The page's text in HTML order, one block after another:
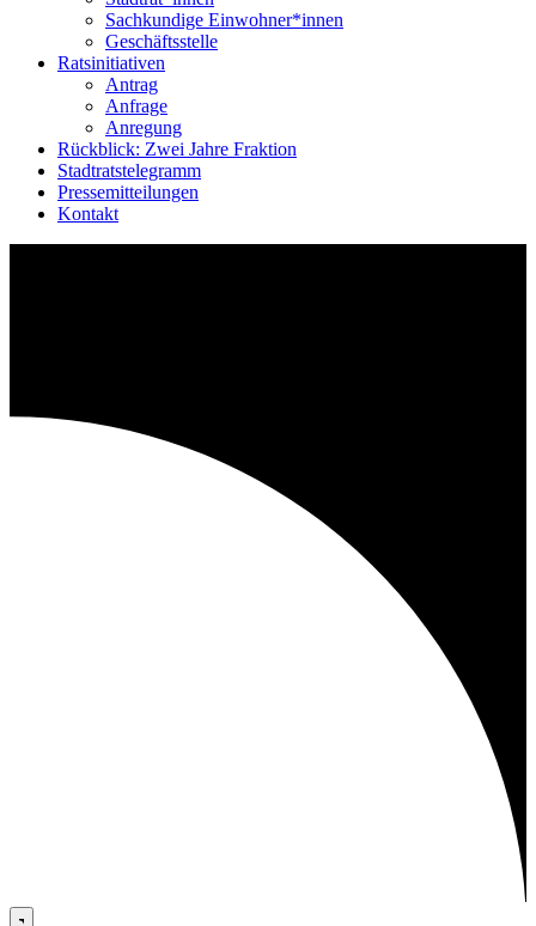
Sachkundige Einwohner*innen
Geschäftsstelle
Ratsinitiativen
Antrag
Anfrage
Anregung
Rückblick: Zwei Jahre Fraktion
Stadtratstelegramm
Pressemitteilungen
Kontakt